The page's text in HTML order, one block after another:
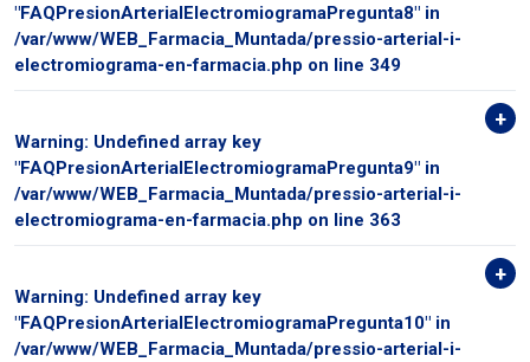
"FAQPresionArterialElectromiogramaPregunta8" in
/var/www/WEB_Farmacia_Muntada/pressio-arterial-i-
electromiograma-en-farmacia.php on line 349
Warning: Undefined array key
"FAQPresionArterialElectromiogramaPregunta9" in
/var/www/WEB_Farmacia_Muntada/pressio-arterial-i-
electromiograma-en-farmacia.php on line 363
Warning: Undefined array key
"FAQPresionArterialElectromiogramaPregunta10" in
/var/www/WEB_Farmacia_Muntada/pressio-arterial-i-